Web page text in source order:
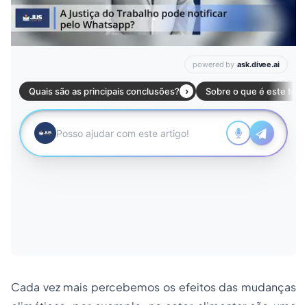
Cada vez mais percebemos os efeitos das mudanças